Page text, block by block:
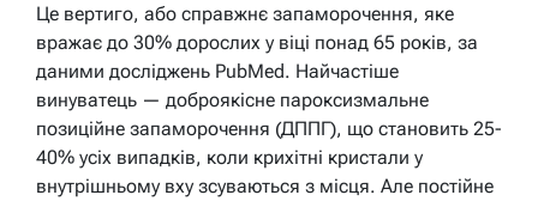
Це вертиго, або справжнє запаморочення, яке
вражає до 30% дорослих у віці понад 65 років, за
даними досліджень PubMed. Найчастіше
винуватець — доброякісне пароксизмальне
позиційне запаморочення (ДППГ), що становить 25-
40% усіх випадків, коли крихітні кристали у
внутрішньому вху зсуваються з місця. Але постійне